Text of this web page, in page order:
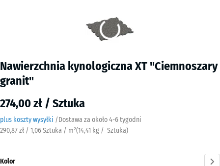
Nawierzchnia kynologiczna XT "Ciemnoszary
granit"
274,00 zł / Sztuka
plus koszty wysyłki /Dostawa za około4-6 tygodni
290,87 zł / 1,06 Sztuka / m²(14,41 kg / Sztuka)
Kolor